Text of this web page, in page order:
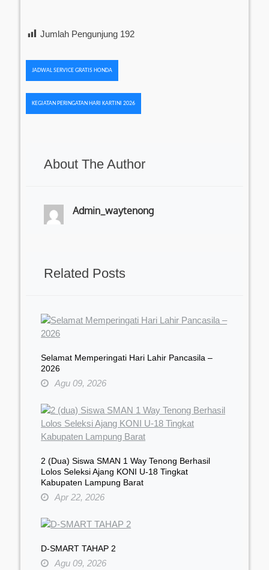
Jumlah Pengunjung 192
Navigasi
pos
JADWAL SERVICE GRATIS HONDA
KEGIATAN PERINGATAN HARI KARTINI 2026
About The Author
Admin_waytenong
Related Posts
Selamat Memperingati Hari Lahir Pancasila –
2026
Agu 09, 2026
2 (dua) Siswa SMAN 1 Way Tenong Berhasil
Lolos Seleksi Ajang KONI U-18 Tingkat
Kabupaten Lampung Barat
Apr 22, 2026
D-SMART TAHAP 2
Agu 09, 2026